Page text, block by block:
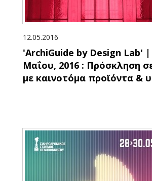
12.05.2016
'ArchiGuide by Design Lab' |
Μαΐου, 2016 : Πρόσκληση
με καινοτόμα προϊόντα &